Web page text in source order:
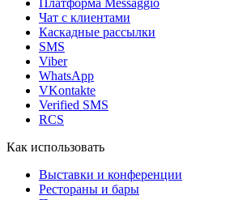
Чат с клиентами
Каскадные рассылки
SMS
Viber
WhatsApp
VKontakte
Verified SMS
RCS
Как использовать
Выставки и конференции
Рестораны и бары